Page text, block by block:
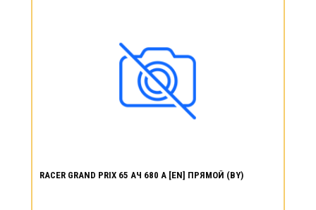
RACER GRAND PRIX 65 АЧ 680 А [EN] ПРЯМОЙ (BY)